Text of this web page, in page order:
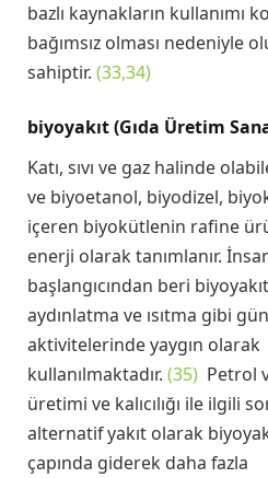
bazlı kaynakların kullanımı
bağımsız olması nedeniyle
sahiptir. (33,34)
biyoyakıt (Gıda Üretim
Katı, sıvı ve gaz halinde
ve biyoetanol, biyodizel,
içeren biyokütlenin rafine
enerji olarak tanımlanır.
başlangıcından beri
aydınlatma ve ısıtma gibi
aktivitelerinde yaygın olarak
kullanılmaktadır. (35) Petrol
üretimi ve kalıcılığı ile ilgili
alternatif yakıt olarak
çapında giderek daha fazla